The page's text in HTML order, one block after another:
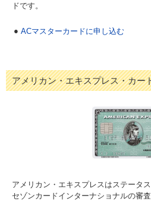
ドです。
ACマスターカードに申し込む
アメリカン・エキスプレス・カー
アメリカン・エキスプレスはステータ
セゾンカードインターナショナルの審